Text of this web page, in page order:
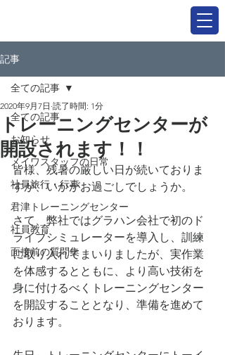
記事
全ての記事
お知らせ
メイワスタッフの日常
社員旅行・行事
君津トレーニングセンター
社員教育
面接前の質問集
全ての記事
トレーニングセンターが
開設されます！！
2020年9月7日 読了時間: 1分
皆様、残暑の厳しい日が続いておりま
すが、いかがお過ごしでしょうか。
さて、弊社ではグラハン会社で初のド
ライブシミュレーターを導入し、訓練
に取り入れてまいりましたが、実作業
を体感するとともに、より高い技術を
身に付けるべくトレーニングセンター
を開設することとなり、準備を進めて
おります。